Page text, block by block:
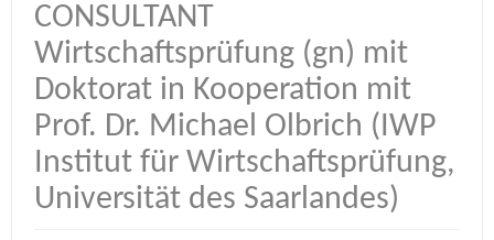
CONSULTANT
Wirtschaftsprüfung (gn) mit
Doktorat in Kooperation mit
Prof. Dr. Michael Olbrich (IWP
Institut für Wirtschaftsprüfung,
Universität des Saarlandes)